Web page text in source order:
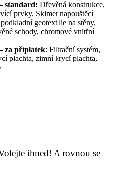
standard: Dřevěná konstrukce,
prvky, Skimer napouštěcí
geotextilie na stěny,
schody, chromové vnitřní
za příplatek: Filtrační systém,
plachta, zimní krycí plachta,
ihned! A rovnou se